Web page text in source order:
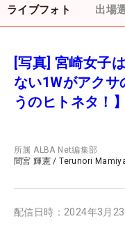
ライブフォト 出場
[写真] 宮崎女子
ない1Wがアクサ
うのヒトネタ！】
所属ALBA Net編集部
間宮 輝憲 /Terunori
配信日時： 2024年3月